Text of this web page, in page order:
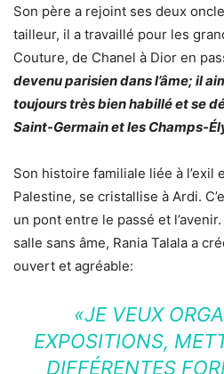
Son père a rejoint ses deux
tailleur, il a travaillé pour les
Couture, de Chanel à Dior en
devenu parisien dans l’âme; il
toujours très bien habillé et se
Saint-Germain et les Champs-
Son histoire familiale liée à l’exil
Palestine, se cristallise à Ardi.
un pont entre le passé et
salle sans âme, Rania Talala a
ouvert et agréable:
«JE VEUX
EXPOSITIONS,
DIFFÉRENTES